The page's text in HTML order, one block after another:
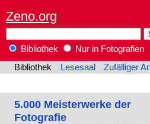
Zeno.org
Bibliothek
Nur in Fotografien
Bibliothek
Lesesaal Zufälliger
5.000 Meisterwerke der
Fotografie